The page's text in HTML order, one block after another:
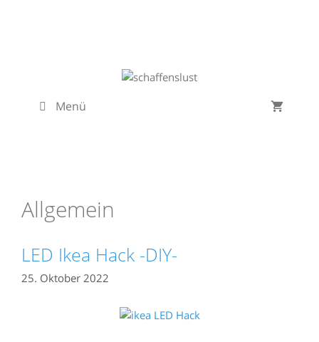
Menü
Allgemein
LED Ikea Hack -DIY-
25. Oktober 2022